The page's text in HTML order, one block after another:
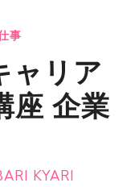
事
ャリア
座 企業
KYARI